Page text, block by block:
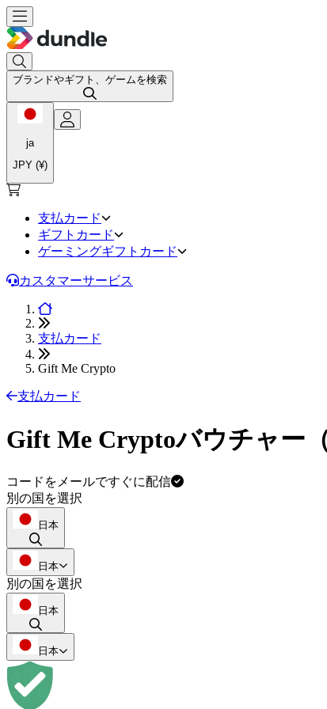
ブランドやギフト、ゲームを検索
ja
JPY (¥)
支払カード
ギフトカード
ゲーミングギフトカード
カスタマーサービス
支払カード
Gift Me Crypto
支払カード
Gift Me Cryptoバウチャー
コードをメールですぐに配信
別の国を選択
日本
日本
別の国を選択
日本
日本